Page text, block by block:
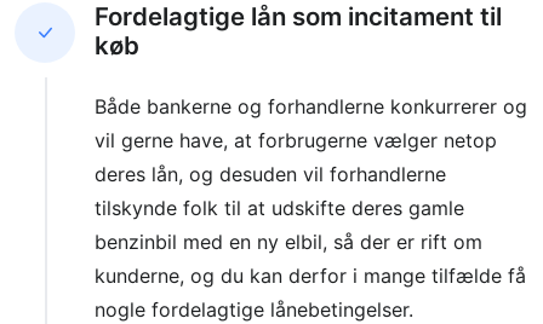
Fordelagtige lån som incitament til
køb
Både bankerne og forhandlerne konkurrerer og
vil gerne have, at forbrugerne vælger netop
deres lån, og desuden vil forhandlerne
tilskynde folk til at udskifte deres gamle
benzinbil med en ny elbil, så der er rift om
kunderne, og du kan derfor i mange tilfælde få
nogle fordelagtige lånebetingelser.